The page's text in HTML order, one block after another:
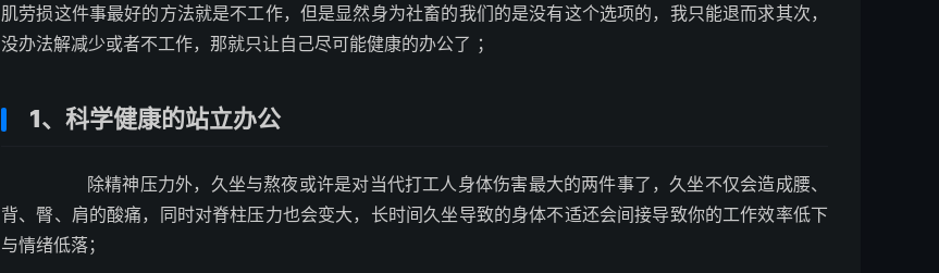
肌劳损这件事最好的方法就是不工作，但是显然身为社畜的我们的是没有这个选项的，我只能退而求其次，
没办法解减少或者不工作，那就只让自己尽可能健康的办公了 ；
1、科学健康的站立办公
除精神压力外，久坐与熬夜或许是对当代打工人身体伤害最大的两件事了，久坐不仅会造成腰、
背、臀、肩的酸痛，同时对脊柱压力也会变大，长时间久坐导致的身体不适还会间接导致你的工作效率低下
与情绪低落；